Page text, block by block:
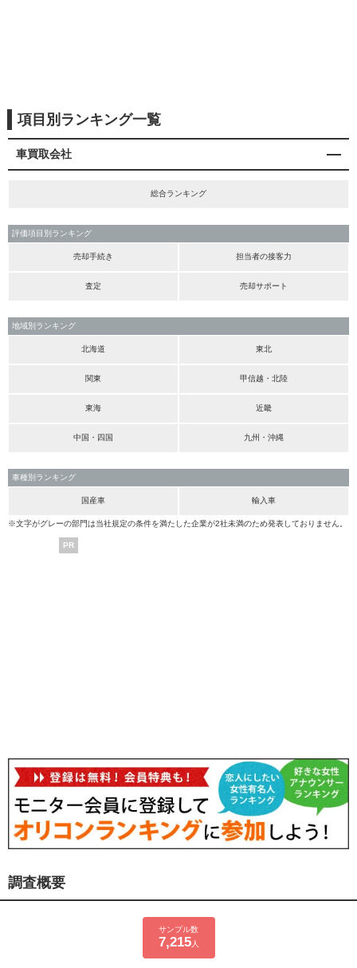
項目別ランキング一覧
車買取会社
総合ランキング
評価項目別ランキング
売却手続き 担当者の接客力
査定 売却サポート
地域別ランキング
北海道 東北
関東 甲信越・北陸
東海 近畿
中国・四国 九州・沖縄
車種別ランキング
国産車 輸入車
※文字がグレーの部門は当社規定の条件を満たした企業が2社未満のため発表しておりません。
PR
調査概要
サンプル数
7,215人